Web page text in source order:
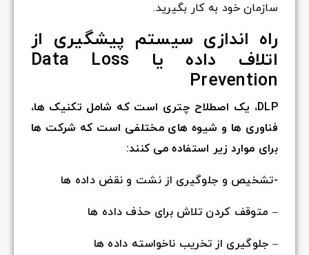
سازمان خود به کار بگیرید.
راه اندازی سیستم پیشگیری از
اتلاف داده یا Data Loss
Prevention
DLP، یک اصطلاح چتری است که شامل تکنیک ها،
فناوری ها و شیوه های مختلفی است که شرکت ها
برای موارد زیر استفاده می کنند:
-تشخیص و جلوگیری از نشت و نقض داده ها
– متوقف کردن تلاش برای حذف داده ها
– جلوگیری از تخریب ناخواسته داده ها